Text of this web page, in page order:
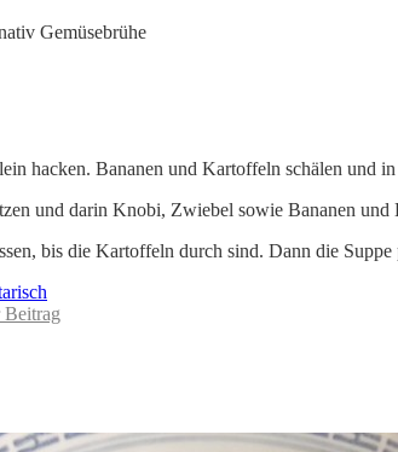
Gemüsebrühe
hacken. Bananen und Kartoffeln schälen und
und darin Knobi, Zwiebel sowie Bananen
bis die Kartoffeln durch sind. Dann die
Beitrag